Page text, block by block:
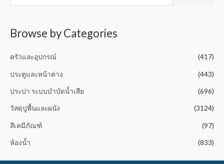
Browse by Categories
ครัวและอุปกรณ์ (417)
ประตูและหน้าต่าง (443)
ประปา ระบบบำบัดน้ำเสีย (696)
วัสดุปูพื้นและผนัง (3124)
สีเคมีภัณฑ์ (97)
ห้องน้ำ (833)